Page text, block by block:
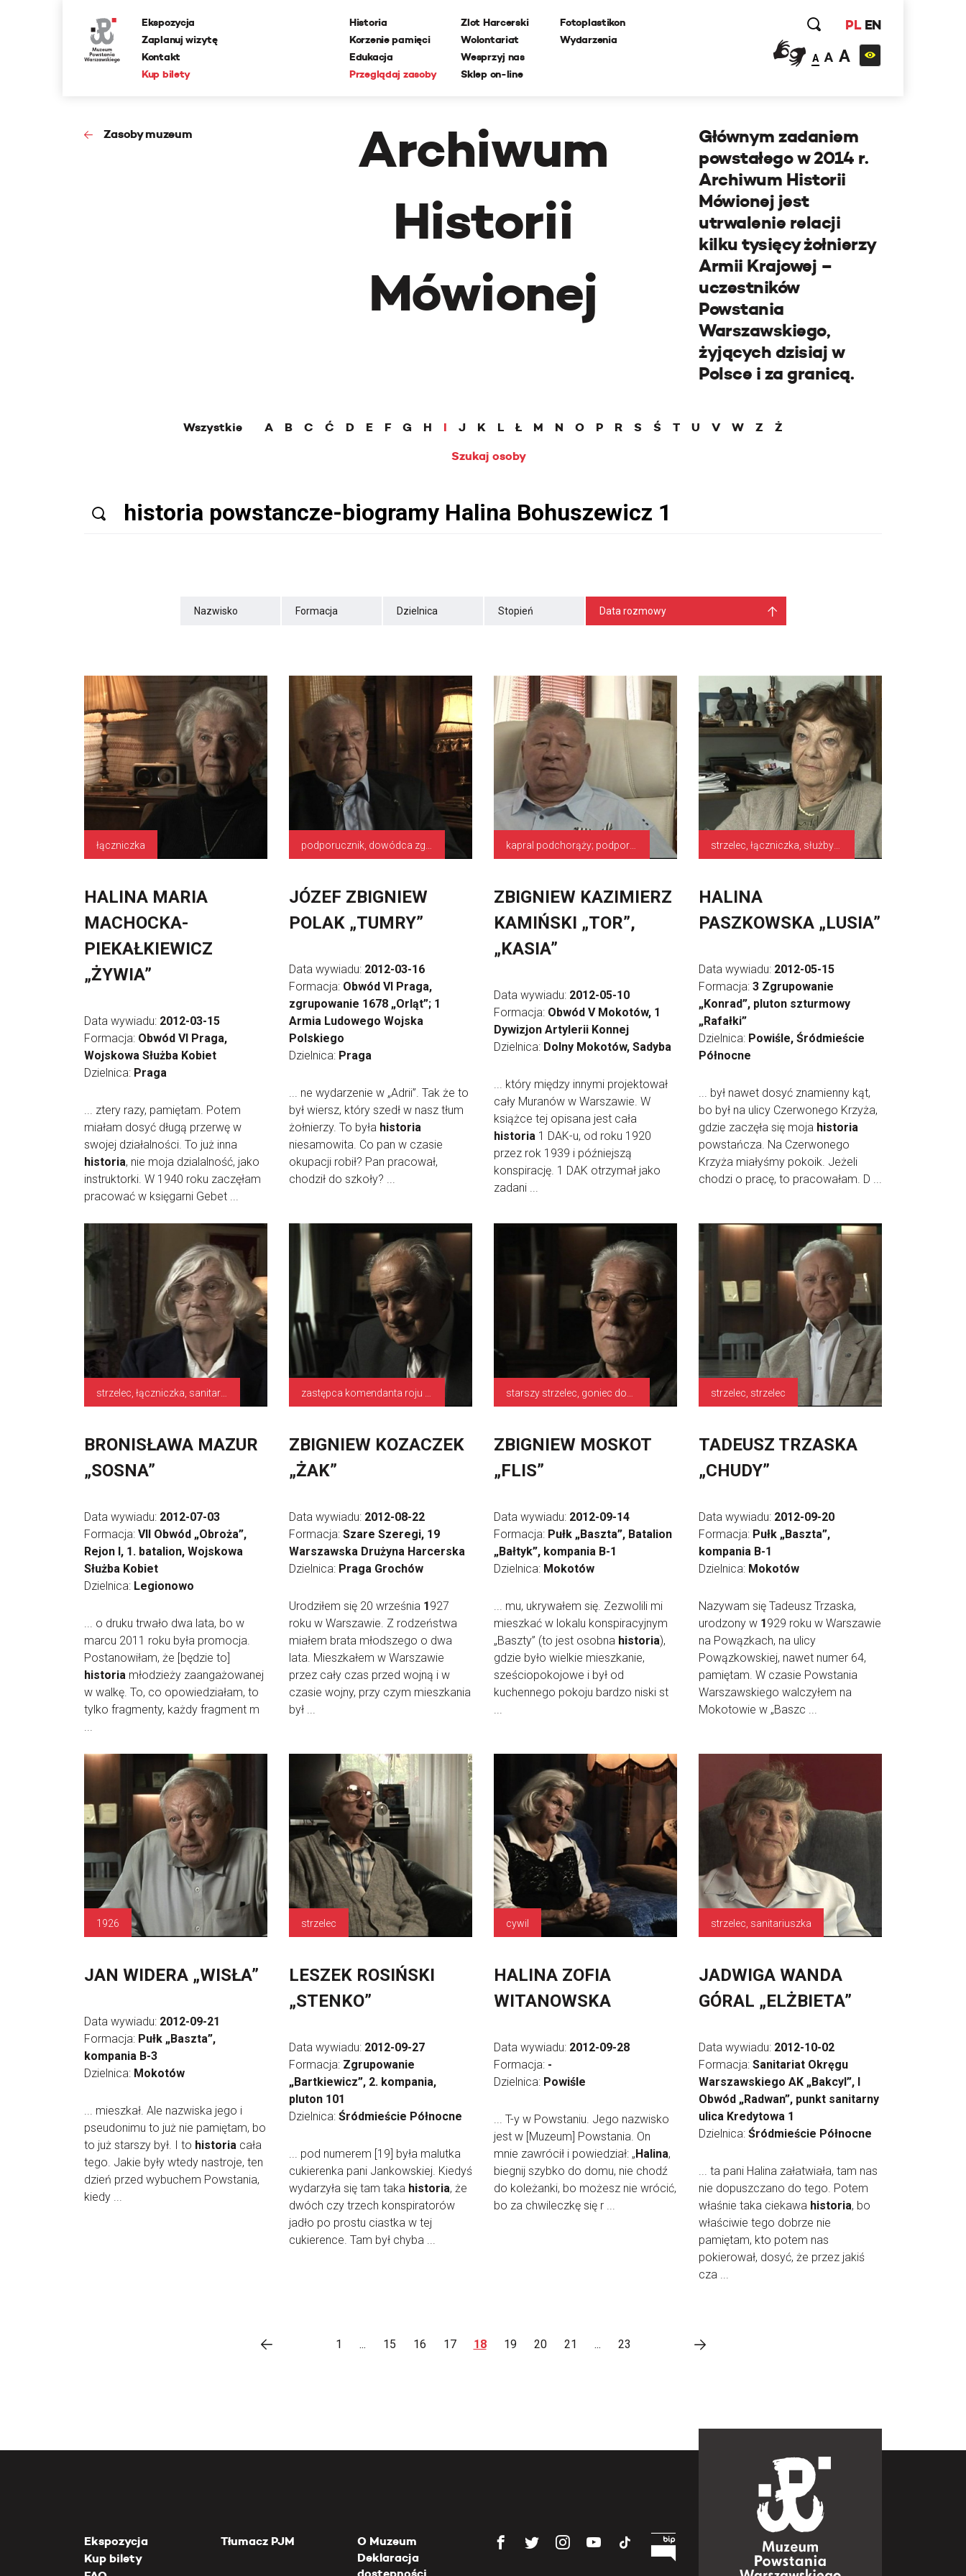
Ekspozycja
Zaplanuj wizytę
Kontakt
Kup bilety
Historia
Korzenie pamięci
Edukacja
Przeglądaj zasoby
Zlot Harcerski
Wolontariat
Wesprzyj nas
Sklep on-line
Fotoplastikon
Wydarzenia
PL EN
A A A
Zasoby muzeum
Archiwum
Historii
Mówionej
Głównym zadaniem
powstałego w 2014 r.
Archiwum Historii
Mówionej jest
utrwalenie relacji
kilku tysięcy żołnierzy
Armii Krajowej –
uczestników
Powstania
Warszawskiego,
żyjących dzisiaj w
Polsce i za granicą.
Wszystkie A B C Ć D E F G H I J K L Ł M N O P R S Ś T U V W Z
Ż
Szukaj osoby
Nazwisko Formacja Dzielnica Stopień Data rozmowy
łączniczka
HALINA MARIA
MACHOCKA-
PIEKAŁKIEWICZ
„ŻYWIA”
Data wywiadu: 2012-03-15
Formacja: Obwód VI Praga,
Wojskowa Służba Kobiet
Dzielnica: Praga
... ztery razy, pamiętam. Potem
miałam dosyć długą przerwę w
swojej działalności. To już inna
historia, nie moja dzialalność, jako
instruktorki. W 1940 roku zaczęłam
pracować w księgarni Gebet ...
JÓZEF ZBIGNIEW
POLAK „TUMRY”
Data wywiadu: 2012-03-16
Formacja: Obwód VI Praga,
zgrupowanie 1678 „Orląt”; 1
Armia Ludowego Wojska
Polskiego
Dzielnica: Praga
... ne wydarzenie w „Adrii”. Tak że to
był wiersz, który szedł w nasz tłum
żołnierzy. To była historia
niesamowita. Co pan w czasie
okupacji robił? Pan pracował,
chodził do szkoły? ...
ZBIGNIEW KAZIMIERZ
KAMIŃSKI „TOR”,
„KASIA”
Data wywiadu: 2012-05-10
Formacja: Obwód V Mokotów, 1
Dywizjon Artylerii Konnej
Dzielnica: Dolny Mokotów, Sadyba
... który między innymi projektował
cały Muranów w Warszawie. W
książce tej opisana jest cała
historia 1 DAK-u, od roku 1920
przez rok 1939 i późniejszą
konspirację. 1 DAK otrzymał jako
zadani ...
HALINA
PASZKOWSKA „LUSIA”
Data wywiadu: 2012-05-15
Formacja: 3 Zgrupowanie
„Konrad”, pluton szturmowy
„Rafałki”
Dzielnica: Powiśle, Śródmieście
Północne
... był nawet dosyć znamienny kąt,
bo był na ulicy Czerwonego Krzyża,
gdzie zaczęła się moja historia
powstańcza. Na Czerwonego
Krzyża miałyśmy pokoik. Jeżeli
chodzi o pracę, to pracowałam. D ...
BRONISŁAWA MAZUR
„SOSNA”
Data wywiadu: 2012-07-03
Formacja: VII Obwód „Obroża”,
Rejon I, 1. batalion, Wojskowa
Służba Kobiet
Dzielnica: Legionowo
... o druku trwało dwa lata, bo w
marcu 2011 roku była promocja.
Postanowiłam, że [będzie to]
historia młodzieży zaangażowanej
w walkę. To, co opowiedziałam, to
tylko fragmenty, każdy fragment m
...
ZBIGNIEW KOZACZEK
„ŻAK”
Data wywiadu: 2012-08-22
Formacja: Szare Szeregi, 19
Warszawska Drużyna Harcerska
Dzielnica: Praga Grochów
Urodziłem się 20 września 1927
roku w Warszawie. Z rodzeństwa
miałem brata młodszego o dwa
lata. Mieszkałem w Warszawie
przez cały czas przed wojną i w
czasie wojny, przy czym mieszkania
był ...
ZBIGNIEW MOSKOT
„FLIS”
Data wywiadu: 2012-09-14
Formacja: Pułk „Baszta”, Batalion
„Bałtyk”, kompania B-1
Dzielnica: Mokotów
... mu, ukrywałem się. Zezwolili mi
mieszkać w lokalu konspiracyjnym
„Baszty” (to jest osobna historia),
gdzie było wielkie mieszkanie,
sześciopokojowe i był od
kuchennego pokoju bardzo niski st
...
strzelec, strzelec
TADEUSZ TRZASKA
„CHUDY”
Data wywiadu: 2012-09-20
Formacja: Pułk „Baszta”,
kompania B-1
Dzielnica: Mokotów
Nazywam się Tadeusz Trzaska,
urodzony w 1929 roku w Warszawie
na Powązkach, na ulicy
Powązkowskiej, nawet numer 64,
pamiętam. W czasie Powstania
Warszawskiego walczyłem na
Mokotowie w „Baszc ...
1926
JAN WIDERA „WISŁA”
Data wywiadu: 2012-09-21
Formacja: Pułk „Baszta”,
kompania B-3
Dzielnica: Mokotów
... mieszkał. Ale nazwiska jego i
pseudonimu to już nie pamiętam, bo
to już starszy był. I to historia cała
tego. Jakie były wtedy nastroje, ten
dzień przed wybuchem Powstania,
kiedy ...
strzelec
LESZEK ROSIŃSKI
„STENKO”
Data wywiadu: 2012-09-27
Formacja: Zgrupowanie
„Bartkiewicz”, 2. kompania,
pluton 101
Dzielnica: Śródmieście Północne
... pod numerem [19] była malutka
cukierenka pani Jankowskiej. Kiedyś
wydarzyła się tam taka historia, że
dwóch czy trzech konspiratorów
jadło po prostu ciastka w tej
cukierence. Tam był chyba ...
cywil
HALINA ZOFIA
WITANOWSKA
Data wywiadu: 2012-09-28
Formacja: -
Dzielnica: Powiśle
... T-y w Powstaniu. Jego nazwisko
jest w [Muzeum] Powstania. On
mnie zawrócił i powiedział: „Halina,
biegnij szybko do domu, nie chodź
do koleżanki, bo możesz nie wrócić,
bo za chwileczkę się r ...
strzelec, sanitariuszka
JADWIGA WANDA
GÓRAL „ELŻBIETA”
Data wywiadu: 2012-10-02
Formacja: Sanitariat Okręgu
Warszawskiego AK „Bakcyl”, I
Obwód „Radwan”, punkt sanitarny
ulica Kredytowa 1
Dzielnica: Śródmieście Północne
... ta pani Halina załatwiała, tam nas
nie dopuszczano do tego. Potem
właśnie taka ciekawa historia, bo
właściwie tego dobrze nie
pamiętam, kto potem nas
pokierował, dosyć, że przez jakiś
cza ...
1 ... 15 16 17 18 19 20 21 ... 23
Ekspozycja
Kup bilety
Tłumacz PJM
O Muzeum
Deklaracja